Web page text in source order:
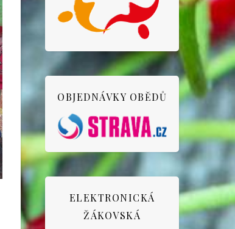
OBJEDNÁVKY OBĚDŮ
ELEKTRONICKÁ
ŽÁKOVSKÁ